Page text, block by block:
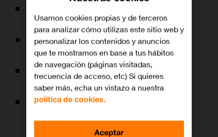
Mediaset, como ‘La que se avecina’.
Energy. Dial 28. Canal de Mediaset en el que
descubrir series y películas de acción.
Neox. Dial 29. La apuesta de Atresmedia para
conquistar al público más joven.
Atreseries HD. Dial 30. Series clásicas de
actualidad.
Usamos cookies propias y de terceros
para analizar cómo utilizas este sitio web y
personalizar los contenidos y anuncios
que te mostramos en base a tus hábitos
de navegación (páginas visitadas,
frecuencia de acceso, etc) Si quieres
saber más, echa un vistazo a nuestra
política de cookies.
Aceptar